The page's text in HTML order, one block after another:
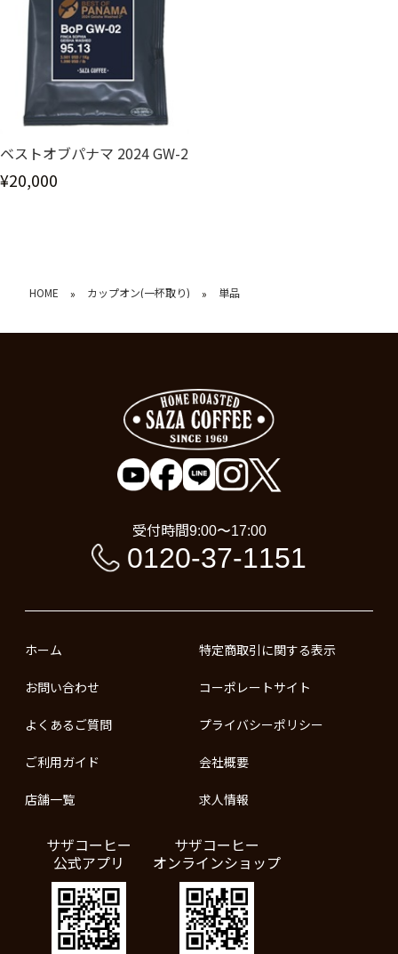
ベストオブパナマ 2024 GW-2
¥20,000
HOME » カップオン(一杯取り) » 単品
受付時間9:00〜17:00
0120-37-1151
ホーム
お問い合わせ
よくあるご質問
ご利用ガイド
店舗一覧
特定商取引に関する表示
コーポレートサイト
プライバシーポリシー
会社概要
求人情報
サザコーヒー
公式アプリ
サザコーヒー
オンラインショップ